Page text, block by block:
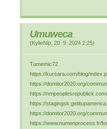
Umuweca
(KylieNip 20. 9. 2024 2:25)
Tumemic72
https://kursara.com/blog/
https://domitor2020.org/
https://
https://
https://domitor2020.org/
https://www.numenprocess.fr/